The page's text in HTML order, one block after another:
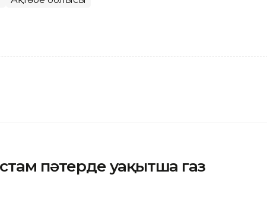
пәтерде уақытша газ